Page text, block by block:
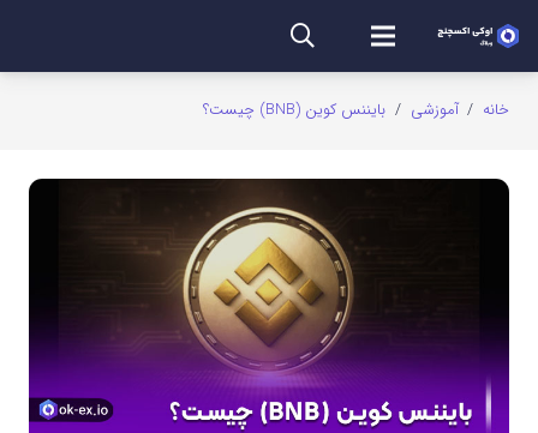
خانه / آموزشی / بایننس کوین (BNB) چیست؟